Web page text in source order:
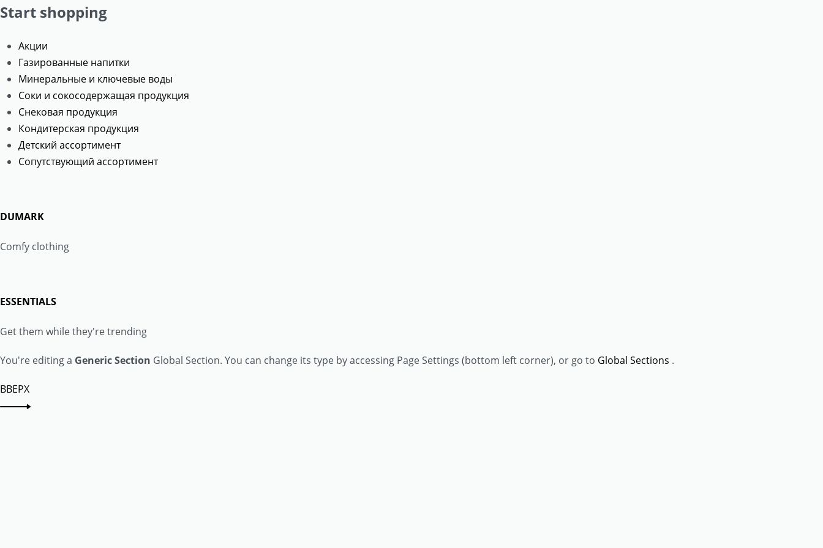
Start shopping
Акции
Газированные напитки
Минеральные и ключевые воды
Соки и сокосодержащая продукция
Снековая продукция
Кондитерская продукция
Детский ассортимент
Сопутствующий ассортимент
DUMARK
Comfy clothing
ESSENTIALS
Get them while they're trending
You're editing a Generic Section Global Section. You can change its type by accessing Page Settings (bottom left corner), or go to Global Sections .
ВВЕРХ